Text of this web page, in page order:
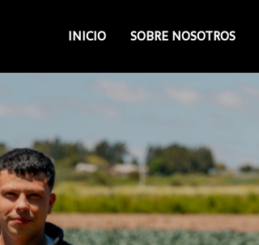
INICIO SOBRE NOSOTROS